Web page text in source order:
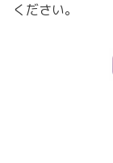
ください。